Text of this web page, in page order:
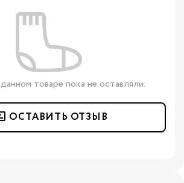
товаре пока не оставляли.
ОСТАВИТЬ ОТЗЫВ